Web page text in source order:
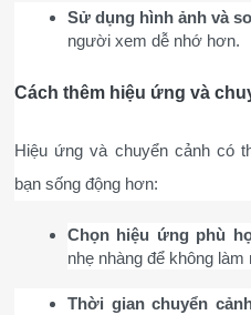
Sử dụng hình ảnh và
người xem dễ nhớ hơn.
Cách thêm hiệu ứng và
Hiệu ứng và chuyển cảnh có
bạn sống động hơn:
Chọn hiệu ứng phù
nhẹ nhàng để không
Thời gian chuyển